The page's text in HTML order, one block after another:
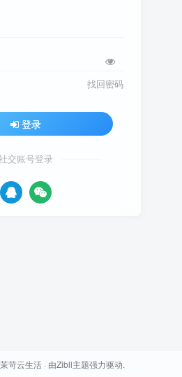
找回密码
登录
交账号登录
茉苛云生活 · 由Zibll主题强力驱动.